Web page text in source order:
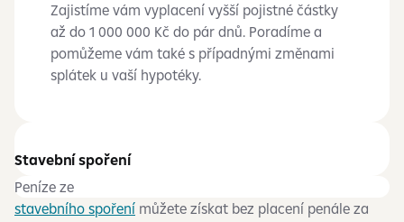
Zajistíme vám vyplacení vyšší pojistné částky
až do 1 000 000 Kč do pár dnů. Poradíme a
pomůžeme vám také s případnými změnami
splátek u vaší hypotéky.
Stavební spoření
Peníze ze
stavebního spoření můžete získat bez placení penále za